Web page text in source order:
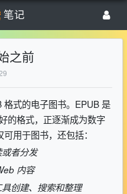
笔记
之前
式的电子图书。EPUB 是
的格式，正逐渐成为数字
用于图书，还包括：
者分发
内容
创建、搜索和整理